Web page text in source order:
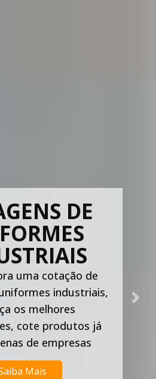
DE
uma cotação de
industriais,
os melhores
cote produtos já
de empresas
Mais
Next